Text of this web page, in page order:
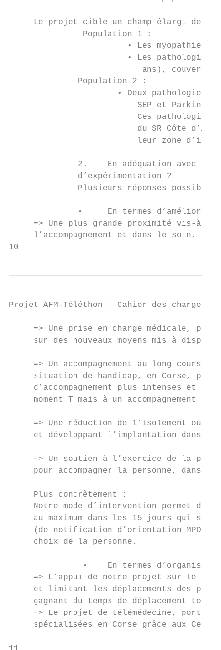
Le projet cible un champ élargi de
               Population 1 :
• Les myopathies
• Les pathologies
ans),
              Population 2 :
• Deux pathologies
                          SEP et Parkinson.
Ces pathologies
du SR Côte
leur zone
2.    En adéquation avec
              d’expérimentation ?
              Plusieurs réponses possibles
•     En termes
=> Une plus grande proximité vis-à-
     l’accompagnement et dans le soin.
10
Projet AFM-Téléthon : Cahier des charges -
=> Une prise en charge médicale,
sur des nouveaux moyens mis à
=> Un accompagnement au long cours
situation de handicap, en Corse, par
d’accompagnement plus intenses et
moment T mais à un accompagnement
=> Une réduction de l’isolement ou
et développant l’implantation dans
=> Un soutien à l’exercice de la
pour accompagner la personne, dans
     Plus concrètement :
Notre mode d’intervention permet
au maximum dans les 15 jours qui
(de notification d’orientation MPDH,
     choix de la personne.
•    En termes
=> L’appui de notre projet sur le
et limitant les déplacements des
gagnant du temps de déplacement tout
=> Le projet de télémédecine, porté
spécialisées en Corse grâce aux